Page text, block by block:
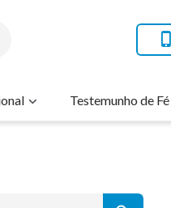
Testemunho de Fé